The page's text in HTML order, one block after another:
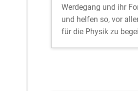
Werdegang und ihr
und helfen so, vor
für die Physik zu